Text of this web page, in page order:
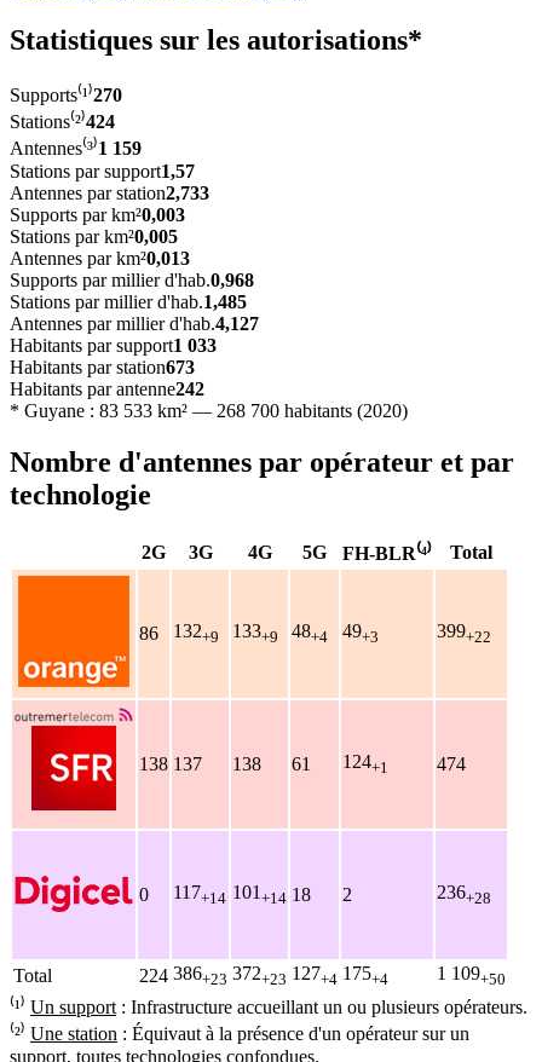
Statistiques sur les autorisations*
Supports⁽¹⁾270
Stations⁽²⁾424
Antennes⁽³⁾1 159
Stations par support1,57
Antennes par station2,733
Supports par km²0,003
Stations par km²0,005
Antennes par km²0,013
Supports par millier d'hab.0,968
Stations par millier d'hab.1,485
Antennes par millier d'hab.4,127
Habitants par support1 033
Habitants par station673
Habitants par antenne242
* Guyane : 83 533 km² — 268 700 habitants (2020)
Nombre d'antennes par opérateur et par
technologie
2G 3G 4G 5G FH-BLR⁽⁴⁾ Total
86 132+9 133+9 48+4 49+3 399+22
138 137 138 61 124+1 474
0 117+14 101 +14 18 2 236+28
Total 224 386+23 372+23 127+4 175+4 1 109+50
⁽¹⁾ Un support : Infrastructure accueillant un ou plusieurs opérateurs.
⁽²⁾ Une station : Équivaut à la présence d'un opérateur sur un
support, toutes technologies confondues.